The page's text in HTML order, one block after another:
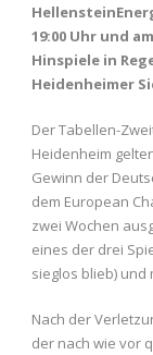
19:00 Uhr und
Hinspiele in
Heidenheimer
Der Tabellen-
Heidenheim
Gewinn der
dem European
zwei Wochen
eines der drei
sieglos blieb)
Nach der
der nach wie vor